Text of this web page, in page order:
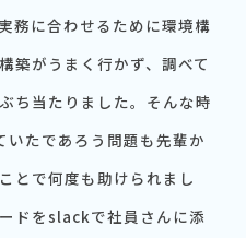
務に合わせるために環境構
築がうまく行かず、調べて
ち当たりました。そんな時
たであろう問題も先輩か
とで何度も助けられまし
ドをslackで社員さんに添